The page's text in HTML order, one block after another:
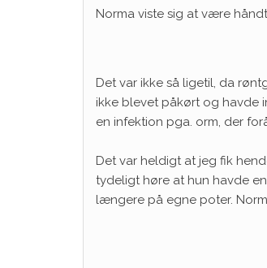
Norma viste sig at være
Det var ikke så ligetil, da
ikke blevet påkørt og havde
en infektion pga. orm, der
Det var heldigt at jeg fik
tydeligt høre at hun havde
længere på egne poter.